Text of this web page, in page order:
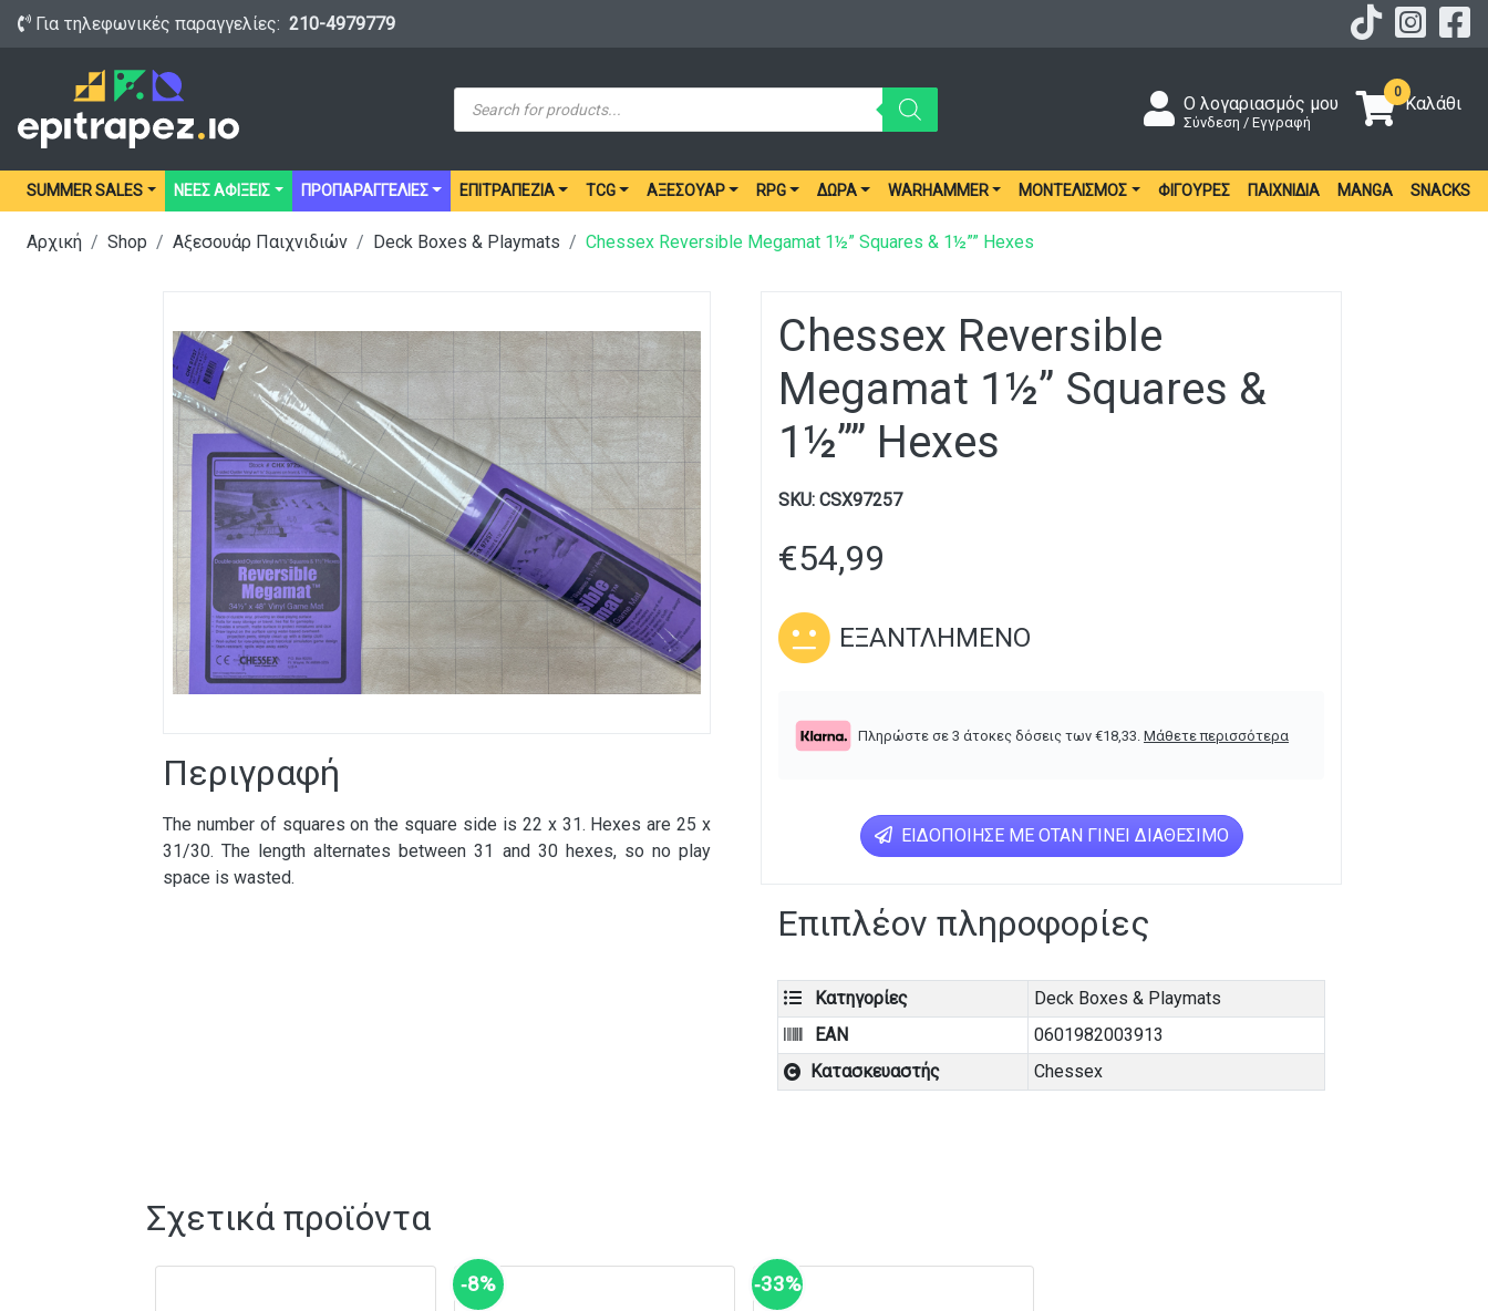
Για τηλεφωνικές παραγγελίες: 210-4979779
Products
search
Ο λογαριασμός μου
Σύνδεση / Εγγραφή
0
Καλάθι
SUMMER SALES ΝΕΕΣ ΑΦΙΞΕΙΣ ΠΡΟΠΑΡΑΓΓΕΛΙΕΣ ΕΠΙΤΡΑΠΈΖΙΑ TCG ΑΞΕΣΟΥΆΡ RPG ΔΏΡΑ WARHAMMER ΜΟΝΤΕΛΙΣΜΌΣ ΦΙΓΟΎΡΕΣ ΠΑΙΧΝΊΔΙΑ MANGA SNACKS
Αρχική Shop Αξεσουάρ Παιχνιδιών Deck Boxes & Playmats Chessex Reversible Megamat 1½” Squares & 1½”” Hexes
Περιγραφή
The number of squares on the square side is 22 x 31. Hexes are 25 x
31/30. The length alternates between 31 and 30 hexes, so no play
space is wasted.
Chessex Reversible
Megamat 1½” Squares &
1½”” Hexes
SKU: CSX97257
€54,99
ΕΞΑΝΤΛΗΜΈΝΟ
Πληρώστε σε 3 άτοκες δόσεις των €18,33 Μάθετε περισσότερα
ΕΙΔΟΠΟΊΗΣΕ ΜΕ ΌΤΑΝ ΓΊΝΕΙ ΔΙΑΘΈΣΙΜΟ
Επιπλέον πληροφορίες
Κατηγορίες
Deck Boxes & Playmats
EAN
0601982003913
Κατασκευαστής
Chessex
Σχετικά προϊόντα
‑8% ‑33%